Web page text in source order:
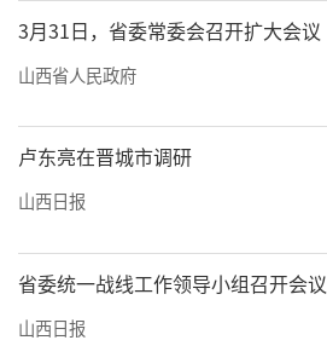
3月31日，省委常委会召开扩大会议
山西省人民政府
卢东亮在晋城市调研
山西日报
省委统一战线工作领导小组召开会议
山西日报